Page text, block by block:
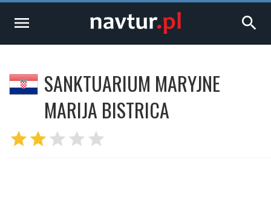
menu search
SANKTUARIUM MARYJNE
MARIJA BISTRICA
starstar star star star